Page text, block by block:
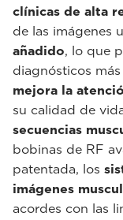
clínicas de alta
de las imágenes
añadido, lo que
diagnósticos
mejora la
su calidad de
secuencias
bobinas de RF
patentada, los
imágenes
acordes con las